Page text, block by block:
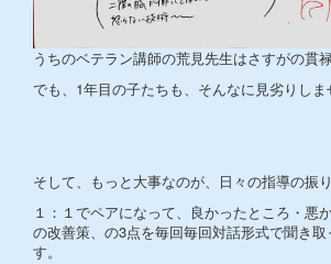
うちのベテラン講師の荒見先生はさすがの貫禄
でも、1年目の子たちも、そんなに見劣りしま
そして、もっと大事なのが、日々の指導の振り
１：１でペアになって、良かったところ・悪
の改善策、の3点を毎回毎回対話形式で聞き取
す。